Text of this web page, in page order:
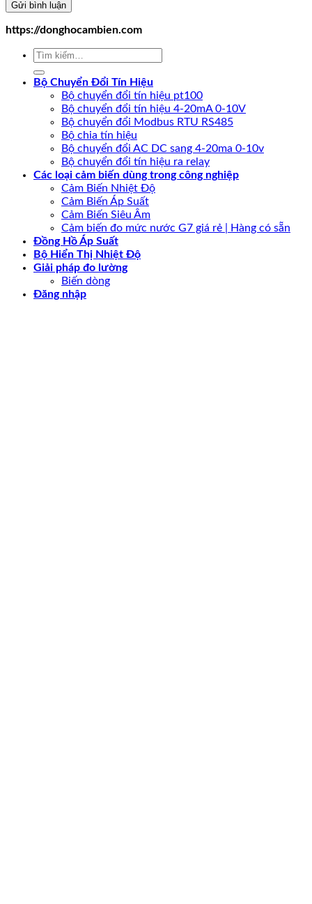
https://donghocambien.com
Tìm
Bộ Chuyển Đổi Tín Hiệu
Bộ chuyển đổi tín hiệu pt100
Bộ chuyển đổi tín hiệu 4-20mA 0-10V
Bộ chuyển đổi Modbus RTU RS485
Bộ chia tín hiệu
Bộ chuyển đổi AC DC sang 4-20ma 0-10v
Bộ chuyển đổi tín hiệu ra relay
Các loại cảm biến dùng trong công nghiệp
Cảm Biến Nhiệt Độ
Cảm Biến Áp Suất
Cảm Biến Siêu Âm
Cảm biến đo mức nước G7 giá rẻ | Hàng có sẵn
Đồng Hồ Áp Suất
Bộ Hiển Thị Nhiệt Độ
Giải pháp đo lường
Biến dòng
Đăng nhập